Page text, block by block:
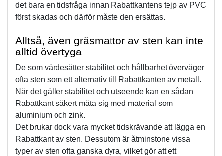
det bara en tidsfråga innan Rabattkantens tejp av PVC
först skadas och därför måste den ersättas.
Alltså, även gräsmattor av sten kan inte
alltid övertyga
De som värdesätter stabilitet och hållbarhet överväger
ofta sten som ett alternativ till Rabattkanten av metall.
När det gäller stabilitet och utseende kan en sådan
Rabattkant säkert mäta sig med material som
aluminium och zink.
Det brukar dock vara mycket tidskrävande att lägga en
Rabattkant av sten. Dessutom är åtminstone vissa
typer av sten ofta ganska dyra, vilket gör att ett